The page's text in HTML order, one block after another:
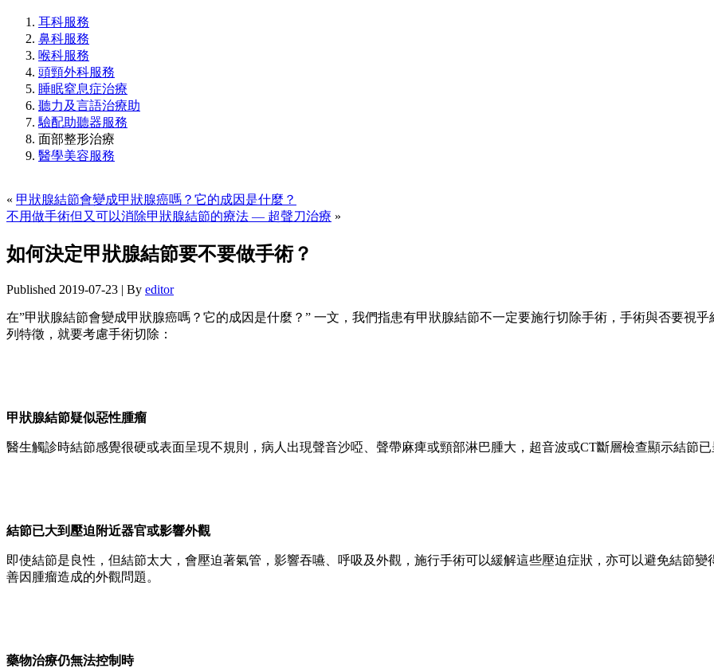
耳科服務
鼻科服務
喉科服務
頭頸外科服務
睡眠窒息症治療
聽力及言語治療助
驗配助聽器服務
面部整形治療
醫學美容服務
« 甲狀腺結節會變成甲狀腺癌嗎？它的成因是什麼？
不用做手術但又可以消除甲狀腺結節的療法 — 超聲刀治療 »
如何決定甲狀腺結節要不要做手術？
Published 2019-07-23 | By editor
在”甲狀腺結節會變成甲狀腺癌嗎？它的成因是什麼？” 一文，我們指患有甲狀腺結節不一定要施行切除手術，手術與否要視
列特徵，就要考慮手術切除：
甲狀腺結節疑似惡性腫瘤
醫生觸診時結節感覺很硬或表面呈現不規則，病人出現聲音沙啞、聲帶麻痺或頸部淋巴腫大，超音波或CT斷層檢查顯示結節
結節已大到壓迫附近器官或影響外觀
即使結節是良性，但結節太大，會壓迫著氣管，影響吞嚥、呼吸及外觀，施行手術可以緩解這些壓迫症狀，亦可以避免結節
善因腫瘤造成的外觀問題。
藥物治療仍無法控制時